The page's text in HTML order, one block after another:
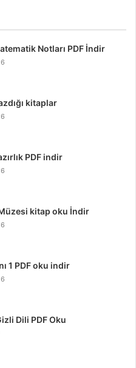
Notları PDF İndir
kitaplar
PDF indir
kitap oku İndir
1 PDF oku indir
Dili PDF Oku